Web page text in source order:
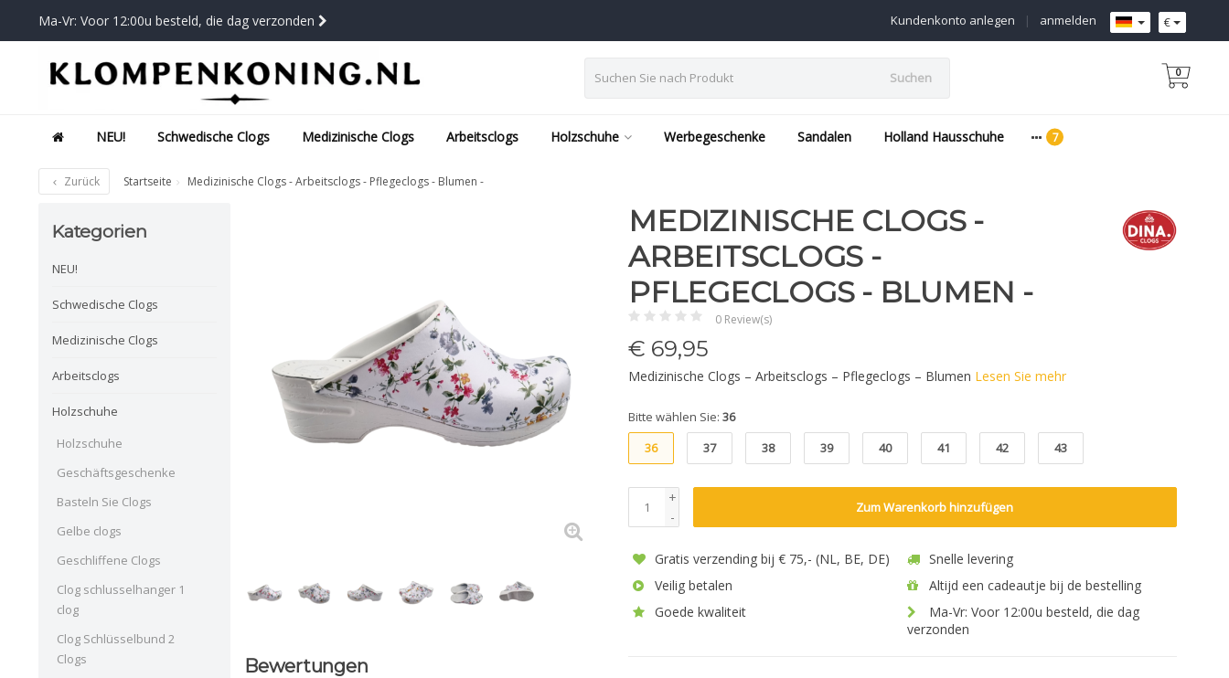
Ma-Vr: Voor 12:00u besteld, die dag verzonden €
anmelden
|
Kundenkonto anlegen
Suchen 0
NEU! Schwedische Clogs Medizinische Clogs Arbeitsclogs Holzschuhe Werbegeschenke Sandalen Holland Hausschuhe
Zurück Startseite Medizinische Clogs - Arbeitsclogs - Pflegeclogs - Blumen -
Kategorien
NEU!
Schwedische Clogs
Medizinische Clogs
Arbeitsclogs
Holzschuhe
Holzschuhe
Geschäftsgeschenke
Basteln Sie Clogs
Gelbe clogs
Geschliffene Clogs
Clog schlusselhanger 1
clog
Clog Schlüsselbund 2
Clogs
Bewertungen
MEDIZINISCHE CLOGS -
ARBEITSCLOGS -
PFLEGECLOGS - BLUMEN -
0 Review(s)
€ 69,95
Medizinische Clogs – Arbeitsclogs – Pflegeclogs – Blumen Lesen Sie mehr
Bitte wählen Sie: 36
36
37 38 39 40 41 42 43
+
-
Zum Warenkorb hinzufügen
Gratis verzending bij € 75,- (NL, BE, DE)
Snelle levering
Veilig betalen
Altijd een cadeautje bij de bestelling
Goede kwaliteit
Ma-Vr: Voor 12:00u besteld, die dag
verzonden